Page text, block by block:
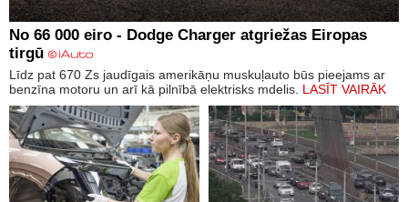
No 66 000 eiro - Dodge Charger atgriežas Eiropas
tirgū
Līdz pat 670 Zs jaudīgais amerikāņu muskuļauto būs pieejams ar
benzīna motoru un arī kā pilnībā elektrisks mdelis. LASĪT VAIRĀK